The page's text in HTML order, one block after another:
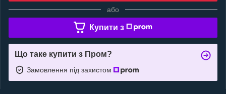
або
Купити з
Що таке купити з Пром?
Замовлення під захистом